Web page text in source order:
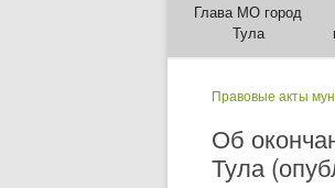
Глава МО город
Тула
Правовые акты
Об
Тула